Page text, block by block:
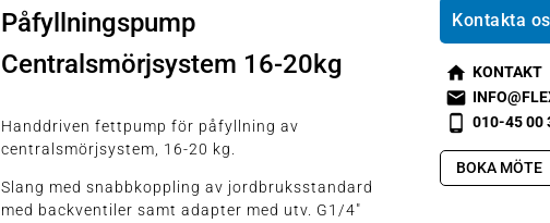
Påfyllningspump
Centralsmörjsystem 16-20kg
Handdriven fettpump för påfyllning av
centralsmörjsystem, 16-20 kg.
Slang med snabbkoppling av jordbruksstandard
med backventiler samt adapter med utv. G1/4"
Kontakta
s
m
t2
o
KONTAKT
s
m
t1
e
s
m
t2
010-45 00
BOKA MÖTE